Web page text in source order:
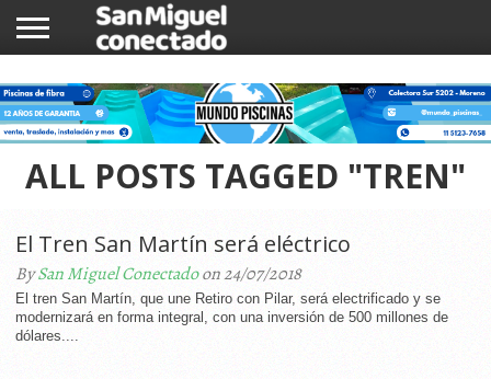
NOTICIAS
COMUNIDAD
COMERCIOS
ALL POSTS TAGGED "TREN"
El Tren San Martín será eléctrico
BySan Miguel Conectadoon 24/07/2018
El tren San Martín, que une Retiro con Pilar, será electrificado y se
modernizará en forma integral, con una inversión de 500 millones de
dólares....